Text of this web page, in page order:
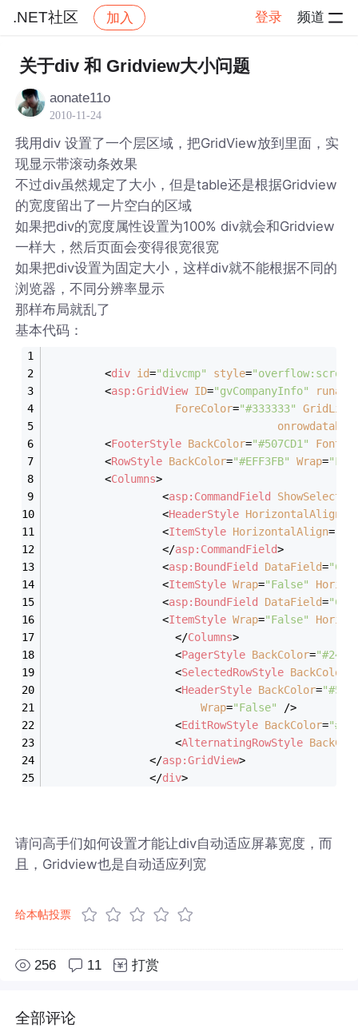
.NET社区 加入 登录 频道
社区 .NET社区 帖子详情
关于div 和 Gridview大小问题
aonate11o
2010-11-24
我用div 设置了一个层区域，把GridView放到里面，实
现显示带滚动条效果
不过div虽然规定了大小，但是table还是根据Gridview
的宽度留出了一片空白的区域
如果把div的宽度属性设置为100% div就会和Gridview
一样大，然后页面会变得很宽很宽
如果把div设置为固定大小，这样div就不能根据不同的
浏览器，不同分辨率显示
那样布局就乱了
基本代码：
<div id="divcmp" style=
<asp:GridView ID="gvCompanyInfo" runat
ForeColor="#333333"
<FooterStyle BackColor="#507CD1"
Font-
<RowStyle BackColor="#EFF3FB" Wrap=
<Columns>
<asp:CommandField
<HeaderStyle HorizontalAlign
<ItemStyle HorizontalAlign=
</asp:CommandField>
<asp:BoundField DataField=
<ItemStyle Wrap="False"
<asp:BoundField DataField=
<ItemStyle Wrap="False"
</Columns>
<PagerStyle BackColor=
<SelectedRowStyle BackColor
<HeaderStyle BackColor=
Wrap="False"
/>
<EditRowStyle BackColor=
<AlternatingRowStyle
</asp:GridView>
</div>
请问高手们如何设置才能让div自动适应屏幕宽度，而
且，Gridview也是自动适应列宽
给本帖投票
256 11 打赏
全部评论